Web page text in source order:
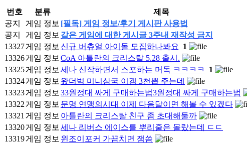
번호 분류 제목
공지
게임 정보 [필독] 게임 정보/후기 게시판 사용법
공지
게임 정보 같은 게임에 대한 게시글 3주내 재작성 금지
13327게임 정보 신규 버츄얼 아이돌 모집하나봐요 1
13326게임 정보 CoA 아틀란의 크리스탈 5.28 출시.
13325게임 정보 세나 신작하면서 스포하는 머독 ㅋㅋㅋㅋ 1
13324게임 정보 왔더벅 미니삼국 이겜 3천뽑 주는데
13323게임 정보 33원정대 싸게 구매하는법3원정대 싸게 구매하는법
13322게임 정보 문명 연맹의시대 이제 다음달이면 해볼 수 있겠다
13321 게임 정보 아틀란의 크리스탈 친구 좀 초대해둘까
13320게임 정보 세나 리버스 에이스를 뿌리줄은 몰랐는데 ㄷㄷ
13319게임 정보 윈조이포커 가끔치면 잼씀